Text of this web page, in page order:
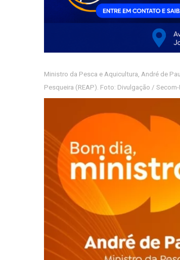
Ministro da Pesca e Aquicultura, André de
Pesqueira (REAP). Foto: Divulgação / Secom-